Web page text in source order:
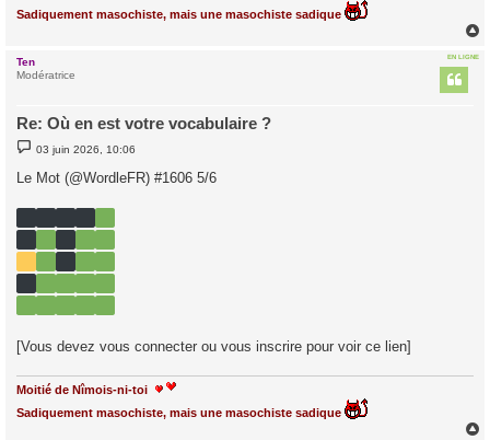
Sadiquement masochiste, mais une masochiste sadique
EN LIGNE
Ten
Modératrice
Re: Où en est votre vocabulaire ?
M
e
s
s
g
03 juin 2026, 10:06
Le Mot (@WordleFR) #1606 5/6
[Vous devez vous connecter ou vous inscrire pour voir ce lien]
Moitié de Nîmois-ni-toi
Sadiquement masochiste, mais une masochiste sadique